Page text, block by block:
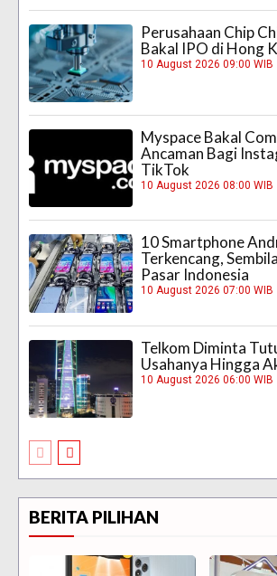
Perusahaan Chip
Bakal IPO di Hong
10 August 2026 09:00 WIB
Myspace Bakal
Ancaman Bagi
TikTok
10 August 2026 08:00 WIB
10 Smartphone
Terkencang,
Pasar Indonesia
10 August 2026 07:00 WIB
Telkom Diminta
Usahanya Hingga
10 August 2026 06:00 WIB
BERITA PILIHAN